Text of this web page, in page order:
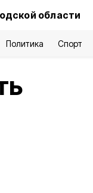
области
Политика Спорт